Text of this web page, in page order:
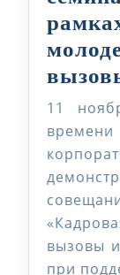
11
вызовы
при